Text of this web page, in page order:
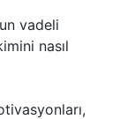
vadeli
nasıl